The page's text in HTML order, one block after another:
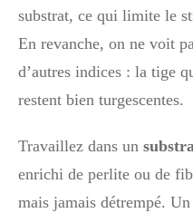
substrat, ce qui limite le
En revanche, on ne voit
d’autres indices : la tige
restent bien turgescentes.
Travaillez dans un
enrichi de perlite ou de
mais jamais détrempé.